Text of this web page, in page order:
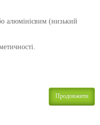
алюмінієвим (низький
Продовжити